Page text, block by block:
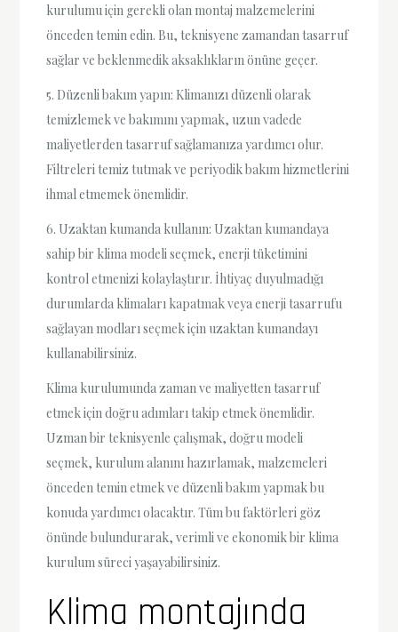
kurulumu için gerekli olan montaj malzemelerini
önceden temin edin. Bu, teknisyene zamandan tasarruf
sağlar ve beklenmedik aksaklıkların önüne geçer.
5. Düzenli bakım yapın: Klimanızı düzenli olarak
temizlemek ve bakımını yapmak, uzun vadede
maliyetlerden tasarruf sağlamanıza yardımcı olur.
Filtreleri temiz tutmak ve periyodik bakım hizmetlerini
ihmal etmemek önemlidir.
6. Uzaktan kumanda kullanın: Uzaktan kumandaya
sahip bir klima modeli seçmek, enerji tüketimini
kontrol etmenizi kolaylaştırır. İhtiyaç duyulmadığı
durumlarda klimaları kapatmak veya enerji tasarrufu
sağlayan modları seçmek için uzaktan kumandayı
kullanabilirsiniz.
Klima kurulumunda zaman ve maliyetten tasarruf
etmek için doğru adımları takip etmek önemlidir.
Uzman bir teknisyenle çalışmak, doğru modeli
seçmek, kurulum alanını hazırlamak, malzemeleri
önceden temin etmek ve düzenli bakım yapmak bu
konuda yardımcı olacaktır. Tüm bu faktörleri göz
önünde bulundurarak, verimli ve ekonomik bir klima
kurulum süreci yaşayabilirsiniz.
Klima montajında